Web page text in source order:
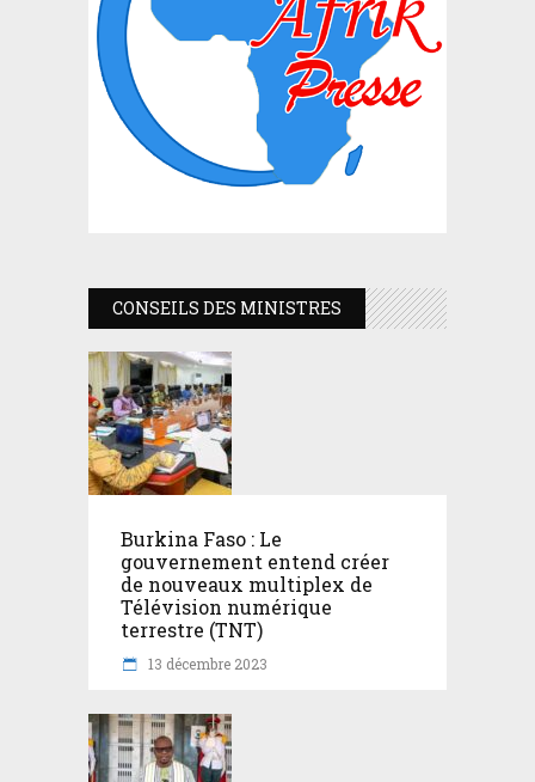
CONSEILS DES MINISTRES
Burkina Faso : Le
gouvernement entend créer
de nouveaux multiplex de
Télévision numérique
terrestre (TNT)
13 décembre 2023